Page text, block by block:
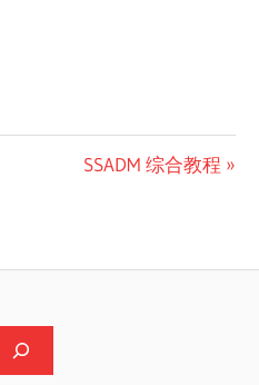
Next
SSADM 综合教程